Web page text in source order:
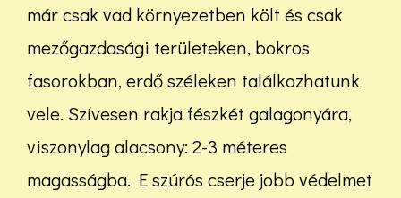
már csak vad környezetben költ és csak
mezőgazdasági területeken, bokros
fasorokban, erdő széleken találkozhatunk
vele. Szívesen rakja fészkét galagonyára,
viszonylag alacsony: 2-3 méteres
magasságba. E szúrós cserje jobb védelmet